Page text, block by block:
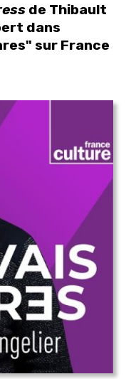
de Thibault
dans
sur France